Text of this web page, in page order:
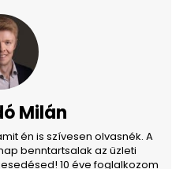
Milán
én is szívesen olvasnék. A
benntartsalak az üzleti
10 éve foglalkozom